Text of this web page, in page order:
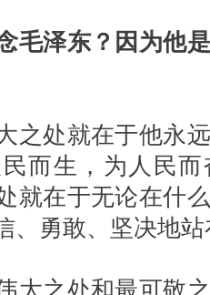
毛泽东？因为他
处就在于他永
而生，为人民
就在于无论在什
、勇敢、坚决地
大之处和最可敬